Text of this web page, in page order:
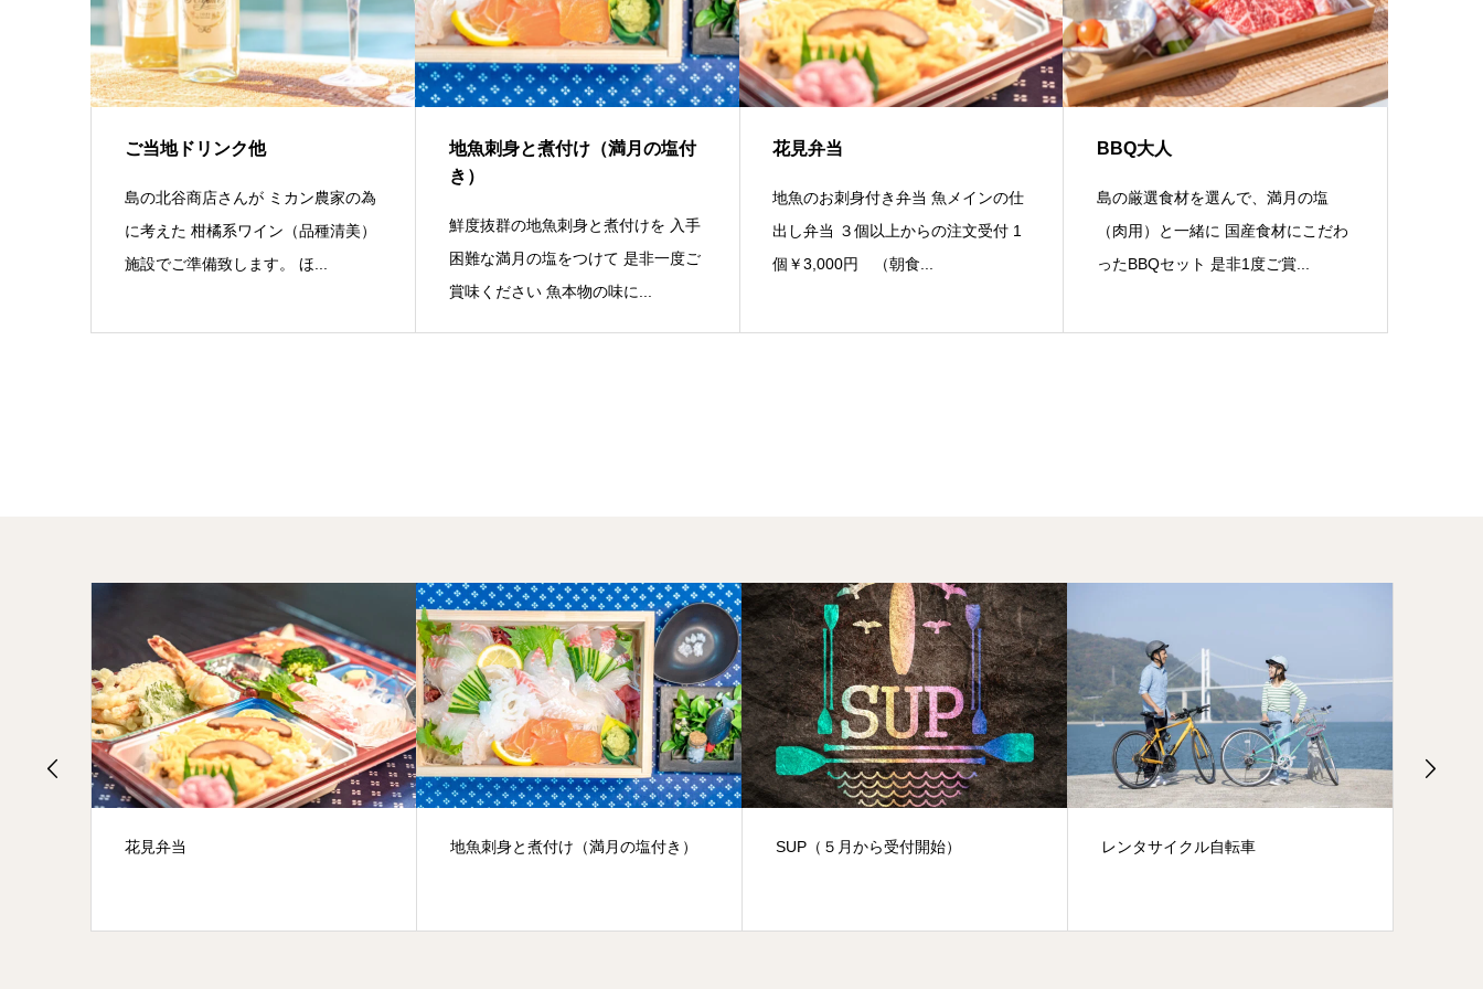
ご当地ドリンク他
島の北谷商店さんが ミカン農家の為
に考えた 柑橘系ワイン（品種清美）
施設でご準備致します。 ほ...
地魚刺身と煮付け（満月の塩付
き）
鮮度抜群の地魚刺身と煮付けを 入手
困難な満月の塩をつけて 是非一度ご
賞味ください 魚本物の味に...
花見弁当
地魚のお刺身付き弁当 魚メインの仕
出し弁当 ３個以上からの注文受付 1
個￥3,000円 （朝食...
BBQ大人
島の厳選食材を選んで、満月の塩
（肉用）と一緒に 国産食材にこだわ
ったBBQセット 是非1度ご賞...
花見弁当 地魚刺身と煮付け（満月の塩付き） SUP（５月から受付開始） レンタサイクル自転車